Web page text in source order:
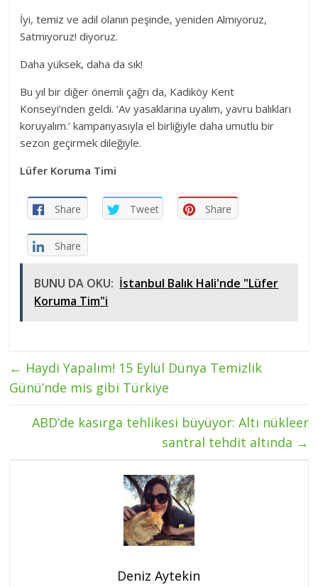
İyi, temiz ve adil olanın peşinde, yeniden Almıyoruz,
Satmıyoruz! diyoruz.
Daha yüksek, daha da sık!
Bu yıl bir diğer önemli çağrı da, Kadiköy Kent
Konseyi’nden geldi. ‘Av yasaklarına uyalım, yavru balıkları
koruyalım.’ kampanyasıyla el birliğiyle daha umutlu bir
sezon geçirmek dileğiyle.
Lüfer Koruma Timi
Share Tweet Share
Share
BUNU DA OKU: İstanbul Balık Hali'nde "Lüfer
Koruma Tim"i
← Haydi Yapalım! 15 Eylül Dünya Temizlik
Günü’nde mis gibi Türkiye
ABD’de kasırga tehlikesi büyüyor: Altı nükleer
santral tehdit altında →
Deniz Aytekin